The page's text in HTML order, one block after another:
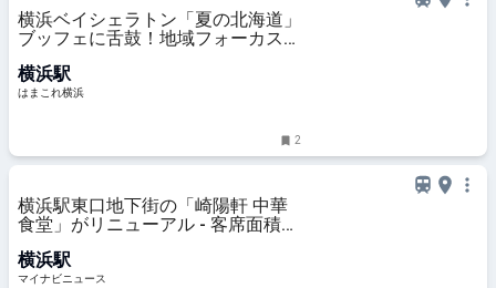
横浜ベイシェラトン「夏の北海道」
ブッフェに舌鼓！地域フォーカスで
ープ | はまこれ横浜
横浜駅
はまこれ横浜
2
横浜駅東口地下街の「崎陽軒 中華
食堂」がリニューアル - 客席面積を
定食」も
横浜駅
マイナビニュース